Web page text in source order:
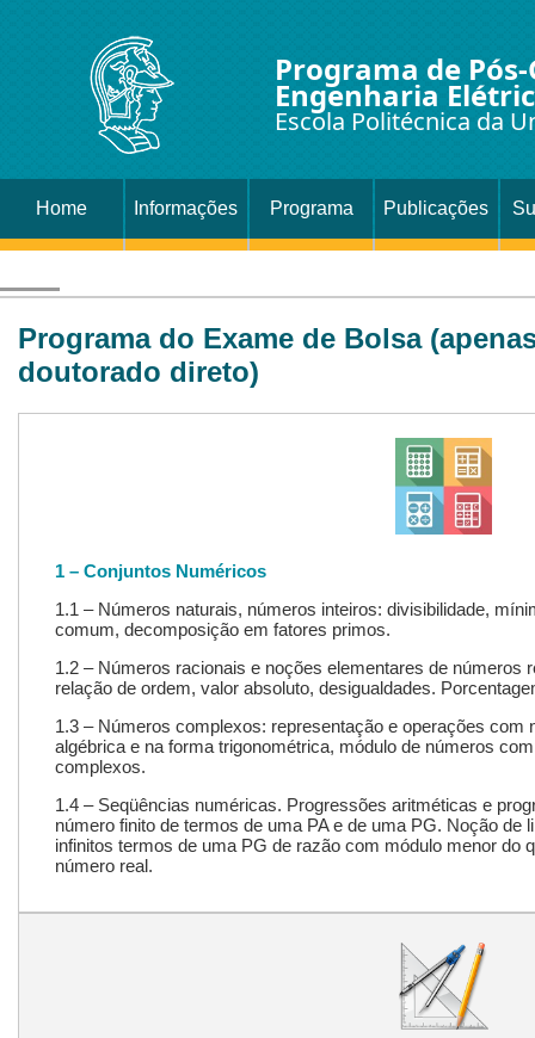
Programa de
Engenharia
Escola Politécnica da
Home Informações Programa Publicações
Programa do Exame de Bolsa
doutorado direto)
1 – Conjuntos Numéricos
1.1 – Números naturais, números inteiros: divisibilidade,
comum, decomposição em fatores primos.
1.2 – Números racionais e noções elementares de números
relação de ordem, valor absoluto, desigualdades.
1.3 – Números complexos: representação e operações com
algébrica e na forma trigonométrica, módulo de números
complexos.
1.4 – Seqüências numéricas. Progressões aritméticas e
número finito de termos de uma PA e de uma PG. Noção de
infinitos termos de uma PG de razão com módulo menor do
número real.